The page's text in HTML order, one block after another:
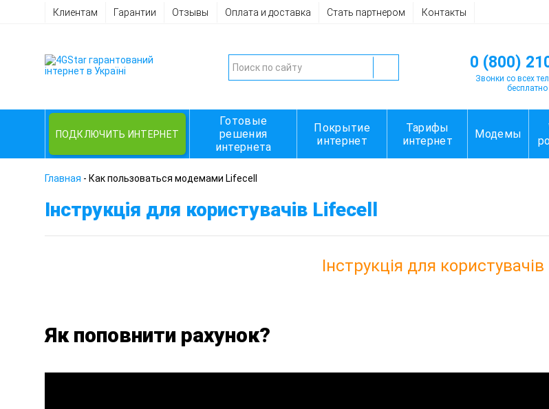
Клиентам Гарантии Отзывы Оплата и доставка Стать партнером Контакты
0 (800)
Звонки со всех
бесплатно
ПОДКЛЮЧИТЬ ИНТЕРНЕТ
Готовые
решения
интернета
Покрытие
интернет
Тарифы
интернет
Модемы
Главная - Как пользоваться модемами Lifecell
Інструкція для користувачів Lifecell
Інструкція для користувачів
Як поповнити рахунок?